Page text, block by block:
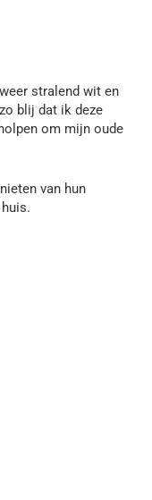
stralend wit en
blij dat ik deze
om mijn oude
van hun